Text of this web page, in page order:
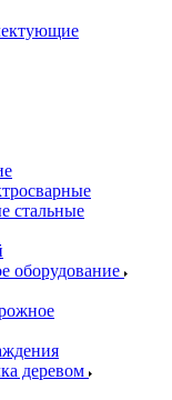
стальные
оборудование
деревом